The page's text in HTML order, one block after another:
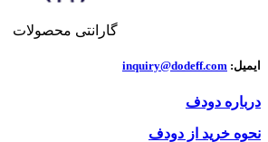
گارانتی محصولات
ایمیل: inquiry@dodeff.com
درباره دودف
نحوه خرید از دودف